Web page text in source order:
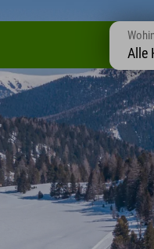
Alle